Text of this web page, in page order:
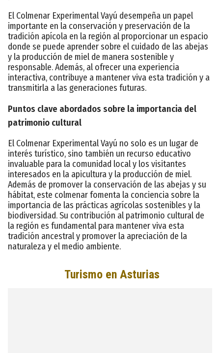
El Colmenar Experimental Vayú desempeña un papel
importante en la conservación y preservación de la
tradición apícola en la región al proporcionar un espacio
donde se puede aprender sobre el cuidado de las abejas
y la producción de miel de manera sostenible y
responsable. Además, al ofrecer una experiencia
interactiva, contribuye a mantener viva esta tradición y a
transmitirla a las generaciones futuras.
Puntos clave abordados sobre la importancia del
patrimonio cultural
El Colmenar Experimental Vayú no solo es un lugar de
interés turístico, sino también un recurso educativo
invaluable para la comunidad local y los visitantes
interesados en la apicultura y la producción de miel.
Además de promover la conservación de las abejas y su
hábitat, este colmenar fomenta la conciencia sobre la
importancia de las prácticas agrícolas sostenibles y la
biodiversidad. Su contribución al patrimonio cultural de
la región es fundamental para mantener viva esta
tradición ancestral y promover la apreciación de la
naturaleza y el medio ambiente.